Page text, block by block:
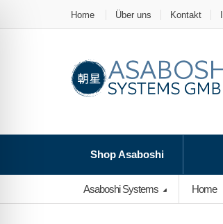
Home Über uns Kontakt
Shop Asaboshi
Asaboshi Systems Home